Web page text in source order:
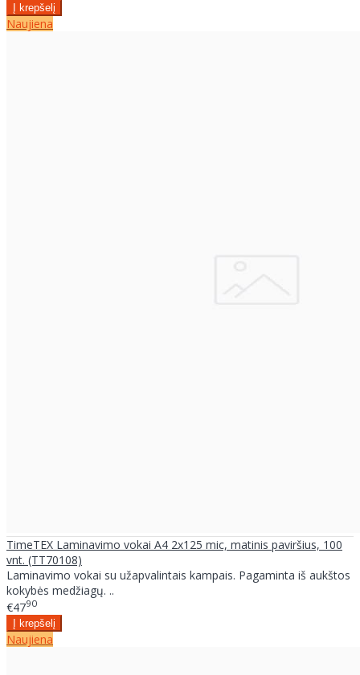
Naujiena
TimeTEX Laminavimo vokai A4 2x125 mic, matinis paviršius, 100
vnt. (TT70108)
Laminavimo vokai su užapvalintais kampais. Pagaminta iš aukštos
kokybės medžiagų. ..
€4790
Naujiena